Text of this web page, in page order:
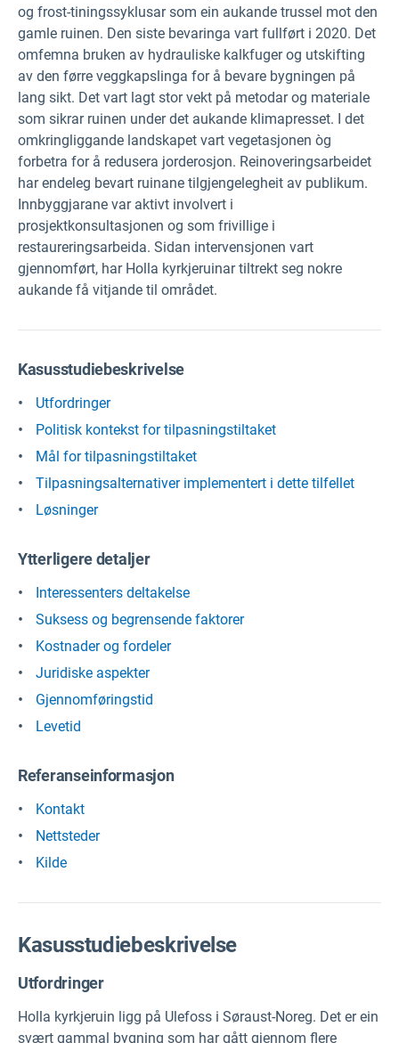
og frost-tiningssyklusar som ein aukande trussel mot den
gamle ruinen. Den siste bevaringa vart fullført i 2020. Det
omfemna bruken av hydrauliske kalkfuger og utskifting
av den førre veggkapslinga for å bevare bygningen på
lang sikt. Det vart lagt stor vekt på metodar og materiale
som sikrar ruinen under det aukande klimapresset. I det
omkringliggande landskapet vart vegetasjonen òg
forbetra for å redusera jorderosjon. Reinoveringsarbeidet
har endeleg bevart ruinane tilgjengelegheit av publikum.
Innbyggjarane var aktivt involvert i
prosjektkonsultasjonen og som frivillige i
restaureringsarbeida. Sidan intervensjonen vart
gjennomført, har Holla kyrkjeruinar tiltrekt seg nokre
aukande få vitjande til området.
Kasusstudiebeskrivelse
Utfordringer
Politisk kontekst for tilpasningstiltaket
Mål for tilpasningstiltaket
Tilpasningsalternativer implementert i dette tilfellet
Løsninger
Ytterligere detaljer
Interessenters deltakelse
Suksess og begrensende faktorer
Kostnader og fordeler
Juridiske aspekter
Gjennomføringstid
Levetid
Referanseinformasjon
Kontakt
Nettsteder
Kilde
Kasusstudiebeskrivelse
Utfordringer
Holla kyrkjeruin ligg på Ulefoss i Søraust-Noreg. Det er ein
svært gammal bygning som har gått gjennom flere